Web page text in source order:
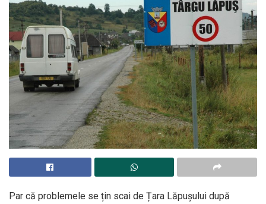
Par că problemele se țin scai de Țara Lăpușului după